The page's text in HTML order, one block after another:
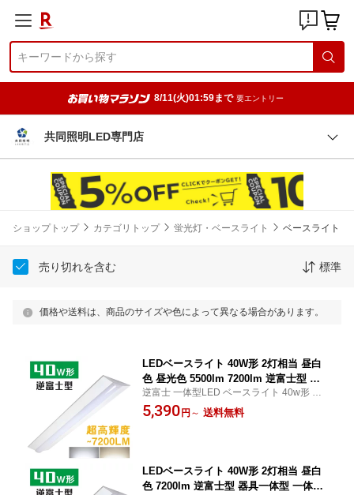
8/11(火)01:59まで 要エントリー
共同照明LED専門店
ショップトップ カテゴリトップ 蛍光灯・ベースライト ベースライト
売り切れを含む 標準
価格や送料は、商品のサイズや色によって異なる場合があります。
LEDベースライト 40W形 2灯相当 昼白
色 昼光色 5500lm 7200lm 逆富士型 キ
ッチン照明 器具一体型 一体型照明 天井
直付型 直管蛍光灯 薄型 キッチンライト
逆富士 一体型LED ベースライト 40w形 2灯
相当 明るい 電源内蔵型 チラツキなし 吊り
下げ 器具一体型 昼白色 昼光色 キッチン照
5,390 円 ～ 送料無料
LEDベースライト 40W形 2灯相当 昼白
色 7200lm 逆富士型 器具一体型 一体型